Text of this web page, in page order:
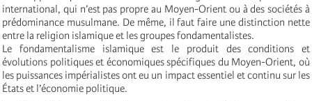
international, qui n’est pas propre au Moyen-Orient ou à des sociétés à
prédominance musulmane. De même, il faut faire une distinction nette
entre la religion islamique et les groupes fondamentalistes.
Le fondamentalisme islamique est le produit des conditions et
évolutions politiques et économiques spécifiques du Moyen-Orient, où
les puissances impérialistes ont eu un impact essentiel et continu sur les
États et l’économie politique.